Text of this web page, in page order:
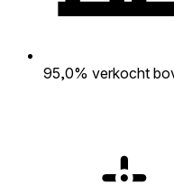
95,0% verkocht